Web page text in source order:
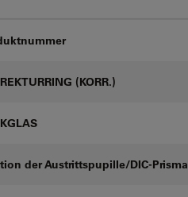
(KORR.)
der Austrittspupille/DIC-Prisma